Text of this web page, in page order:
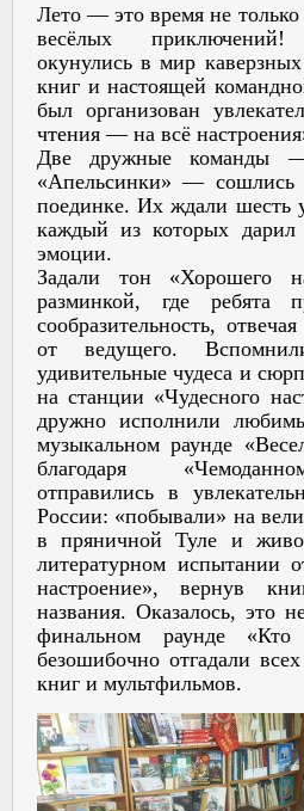
Лето — это время не
весёлых
окунулись в мир
книг и настоящей
был организован
чтения — на всё
Две дружные команды
«Апельсинки» — сошлись
поединке. Их ждали шесть
каждый из которых дарил
эмоции.
Задали тон «Хорошего
разминкой, где ребята
сообразительность,
от ведущего.
удивительные чудеса и
на станции «Чудесного
дружно исполнили
музыкальном раунде
благодаря
отправились в
России: «побывали» на
в пряничной Туле и
литературном испытании
настроение», вернув
названия. Оказалось, это
финальном раунде
безошибочно отгадали
книг и мультфильмов.